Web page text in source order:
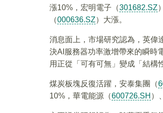
漲10%，宏明電子（301682.SZ
（000636.SZ）大漲。
消息面上，市場研究認為，英偉
決AI服務器功率激增帶來的瞬時
用正從「可有可無」變成「結構
煤炭板塊反復活躍，安泰集團（
10%，華電能源（600726.SH ）